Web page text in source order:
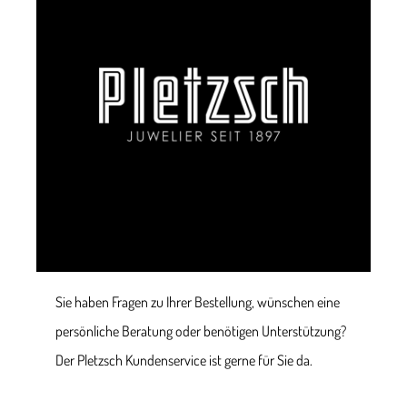
Sie haben Fragen zu Ihrer Bestellung, wünschen eine
persönliche Beratung oder benötigen Unterstützung?
Der Pletzsch Kundenservice ist gerne für Sie da.